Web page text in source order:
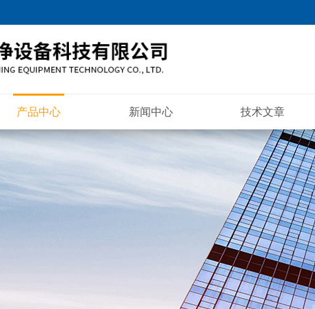
产品中心 新闻中心 技术文章